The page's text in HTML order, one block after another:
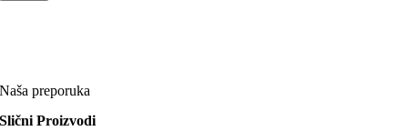
Naša preporuka
Slični Proizvodi